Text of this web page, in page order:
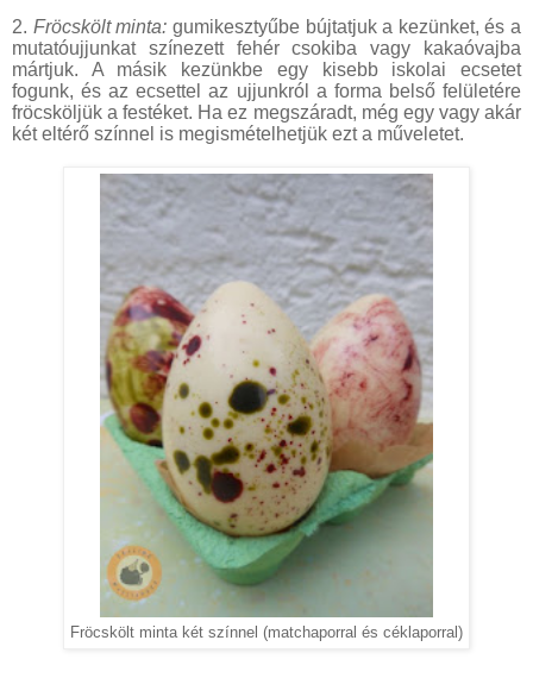
2. Fröcskölt minta: gumikesztyűbe bújtatjuk a kezünket, és a
mutatóujjunkat színezett fehér csokiba vagy kakaóvajba
mártjuk. A másik kezünkbe egy kisebb iskolai ecsetet
fogunk, és az ecsettel az ujjunkról a forma belső felületére
fröcsköljük a festéket. Ha ez megszáradt, még egy vagy akár
két eltérő színnel is megismételhetjük ezt a műveletet.
Fröcskölt minta két színnel (matchaporral és céklaporral)